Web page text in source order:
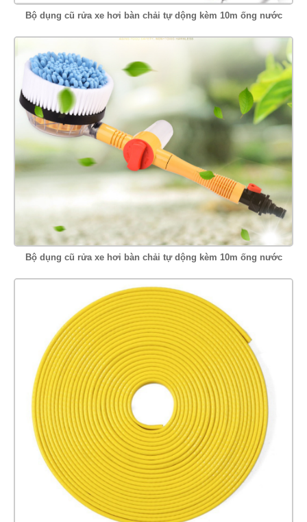
Bộ dụng cũ rửa xe hơi bàn chải tự dộng kèm 10m ống nước
Bộ dụng cũ rửa xe hơi bàn chải tự dộng kèm 10m ống nước